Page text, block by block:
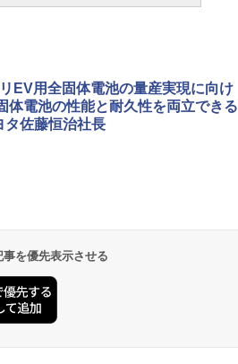
EV用全固体電池の量産実現に向け
体電池の性能と耐久性を両立できる
タ佐藤恒治社長
を優先表示させる